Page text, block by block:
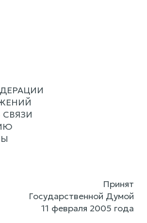
Принят
Государственной Думой
11 февраля 2005 года